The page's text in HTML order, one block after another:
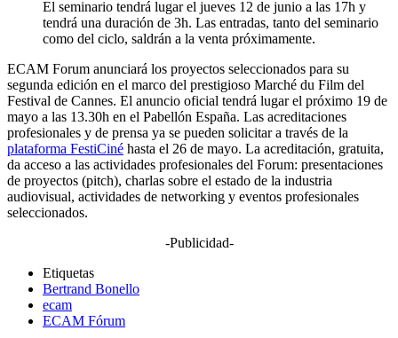
El seminario tendrá lugar el jueves 12 de junio a las 17h y
tendrá una duración de 3h. Las entradas, tanto del seminario
como del ciclo, saldrán a la venta próximamente.
ECAM Forum anunciará los proyectos seleccionados para su
segunda edición en el marco del prestigioso Marché du Film del
Festival de Cannes. El anuncio oficial tendrá lugar el próximo 19 de
mayo a las 13.30h en el Pabellón España. Las acreditaciones
profesionales y de prensa ya se pueden solicitar a través de la
plataforma FestiCiné hasta el 26 de mayo. La acreditación, gratuita,
da acceso a las actividades profesionales del Forum: presentaciones
de proyectos (pitch), charlas sobre el estado de la industria
audiovisual, actividades de networking y eventos profesionales
seleccionados.
-Publicidad-
Etiquetas
Bertrand Bonello
ecam
ECAM Fórum